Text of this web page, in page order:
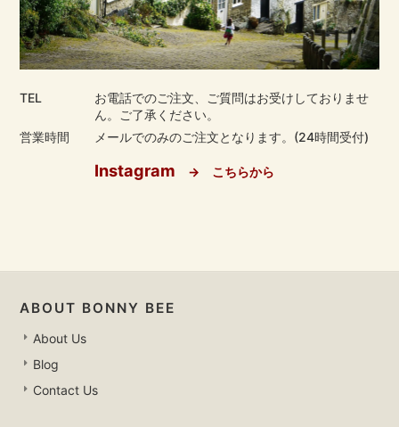
TEL
お電話でのご注文、ご質問はお受けしておりませ
ん。ご了承ください。
営業時間
メールでのみのご注文となります。(24時間受付)
Instagram → こちらから
ABOUT BONNY BEE
About Us
Blog
Contact Us